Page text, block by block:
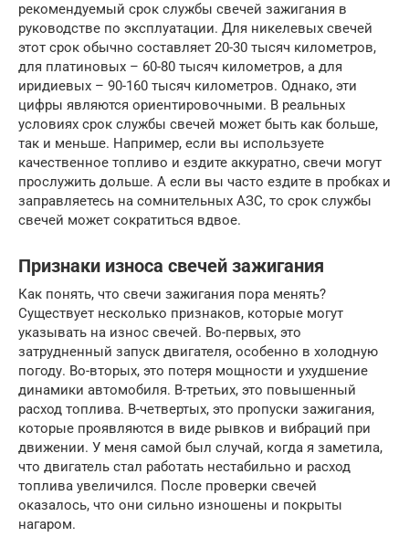
рекомендуемый срок службы свечей зажигания в
руководстве по эксплуатации. Для никелевых свечей
этот срок обычно составляет 20-30 тысяч километров,
для платиновых – 60-80 тысяч километров, а для
иридиевых – 90-160 тысяч километров. Однако, эти
цифры являются ориентировочными. В реальных
условиях срок службы свечей может быть как больше,
так и меньше. Например, если вы используете
качественное топливо и ездите аккуратно, свечи могут
прослужить дольше. А если вы часто ездите в пробках и
заправляетесь на сомнительных АЗС, то срок службы
свечей может сократиться вдвое.
Признаки износа свечей зажигания
Как понять, что свечи зажигания пора менять?
Существует несколько признаков, которые могут
указывать на износ свечей. Во-первых, это
затрудненный запуск двигателя, особенно в холодную
погоду. Во-вторых, это потеря мощности и ухудшение
динамики автомобиля. В-третьих, это повышенный
расход топлива. В-четвертых, это пропуски зажигания,
которые проявляются в виде рывков и вибраций при
движении. У меня самой был случай, когда я заметила,
что двигатель стал работать нестабильно и расход
топлива увеличился. После проверки свечей
оказалось, что они сильно изношены и покрыты
нагаром.